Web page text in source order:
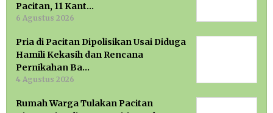
Pacitan, 11 Kant…
6 Agustus 2026
Pria di Pacitan Dipolisikan Usai Diduga
Hamili Kekasih dan Rencana
Pernikahan Ba…
4 Agustus 2026
Rumah Warga Tulakan Pacitan